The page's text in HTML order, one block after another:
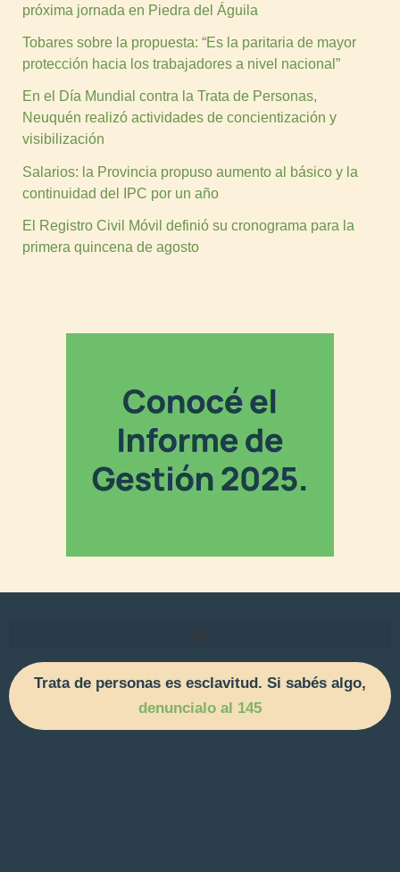
próxima jornada en Piedra del Águila
Tobares sobre la propuesta: “Es la paritaria de mayor
protección hacia los trabajadores a nivel nacional”
En el Día Mundial contra la Trata de Personas,
Neuquén realizó actividades de concientización y
visibilización
Salarios: la Provincia propuso aumento al básico y la
continuidad del IPC por un año
El Registro Civil Móvil definió su cronograma para la
primera quincena de agosto
Trata de personas es esclavitud. Si sabés algo,
denuncialo al 145